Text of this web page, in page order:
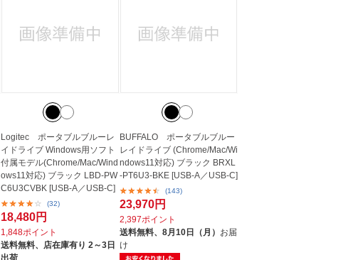
Logitec ポータブルブルーレ
イドライブ Windows用ソフト
付属モデル(Chrome/Mac/Wind
ows11対応) ブラック LBD-PW
C6U3CVBK [USB-A／USB-C]
(32)
18,480円
1,848ポイント
送料無料、 店在庫有り 2～3日
出荷
BUFFALO ポータブルブルー
レイドライブ (Chrome/Mac/Wi
ndows11対応) ブラック BRXL
-PT6U3-BKE [USB-A／USB-C]
(143)
23,970円
2,397ポイント
送料無料、 8月10日（月） お届
け